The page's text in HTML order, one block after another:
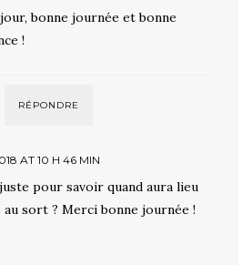
bonne journée et bonne
!
RÉPONDRE
AT 10 H 46 MIN
pour savoir quand aura lieu
sort ? Merci bonne journée !